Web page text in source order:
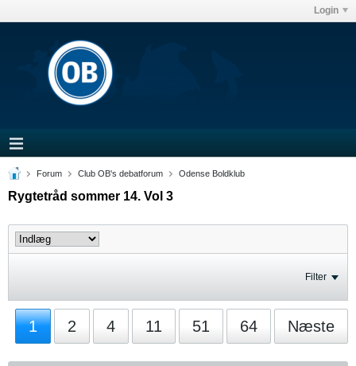
Login
Forum Club OB's debatforum Odense Boldklub
Rygtetråd sommer 14. Vol 3
Filter
1 2 4 11 51 64 Næste